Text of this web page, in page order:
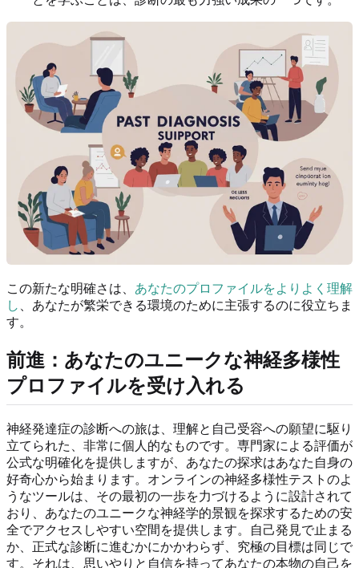
この新たな明確さは、 あなたのプロファイルをよりよく理解
し
、あなたが繁栄できる環境のために主張するのに役立ちま
す。
前進：あなたのユニークな神経多様性
プロファイルを受け入れる
神経発達症の診断への旅は、理解と自己受容への願望に駆り
立てられた、非常に個人的なものです。専門家による評価が
公式な明確化を提供しますが、あなたの探求はあなた自身の
好奇心から始まります。オンラインの神経多様性テストのよ
うなツールは、その最初の一歩を力づけるように設計されて
おり、あなたのユニークな神経学的景観を探求するための安
全でアクセスしやすい空間を提供します。自己発見で止まる
か、正式な診断に進むかにかかわらず、究極の目標は同じで
す。それは、思いやりと自信を持ってあなたの本物の自己を